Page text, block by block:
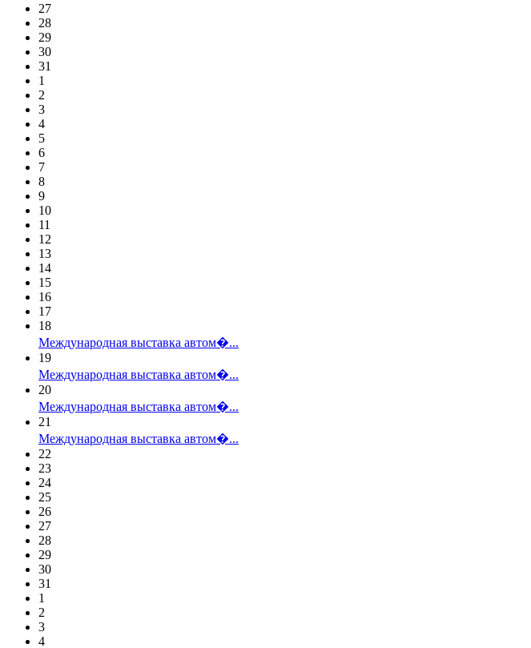
27
28
29
30
31
1
2
3
4
5
6
7
8
9
10
11
12
13
14
15
16
17
18
Международная выставка автом�...
19
Международная выставка автом�...
20
Международная выставка автом�...
21
Международная выставка автом�...
22
23
24
25
26
27
28
29
30
31
1
2
3
4